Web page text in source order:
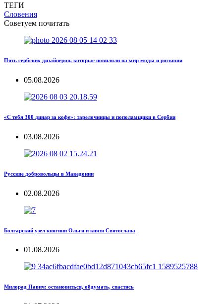
ТЕГИ
Словения
Советуем почитать
Пять сербских дизайнеров, которые повиляли на мир моды и роскоши
05.08.2026
«С тебя 300 динар за кофе»: тарелочницы и пополамщики в Сербии
03.08.2026
Русские добровольцы в Македонии
02.08.2026
Болгарский узел княгини Ольги и князя Святослава
01.08.2026
Милорад Павич: остановиться, обдумать, спастись